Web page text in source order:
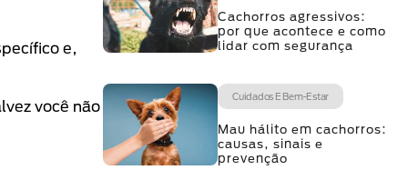
e,
você não
Cachorros agressivos:
por que acontece e como
lidar com segurança
Cuidados E Bem-Estar
Mau hálito em cachorros:
causas, sinais e
prevenção